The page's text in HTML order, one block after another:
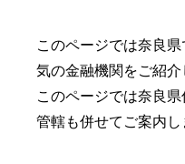
このページでは奈良
気の金融機関をご紹介
このページでは奈良
管轄も併せてご案内し